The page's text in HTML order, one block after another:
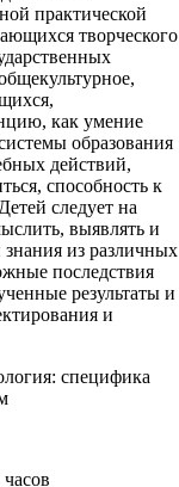
практической
творческого
как умение
образования
действий,
способность к
следует на
выявлять и
из различных
последствия
результаты и
и
специфика